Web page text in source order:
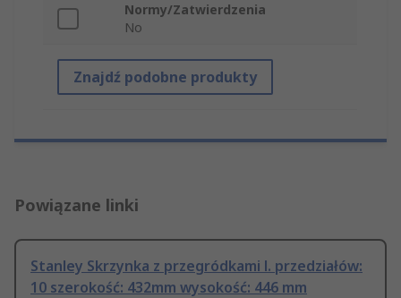
Normy/Zatwierdzenia
No
Znajdź podobne produkty
Powiązane linki
Stanley Skrzynka z przegródkami l. przedziałów:
10 szerokość: 432mm wysokość: 446 mm